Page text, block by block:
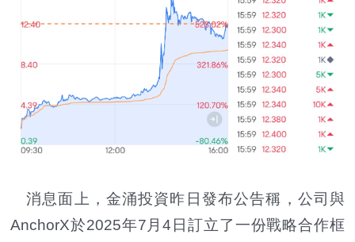
消息面上，金涌投資昨日發布公告稱，公司與
AnchorX於2025年7月4日訂立了一份戰略合作框